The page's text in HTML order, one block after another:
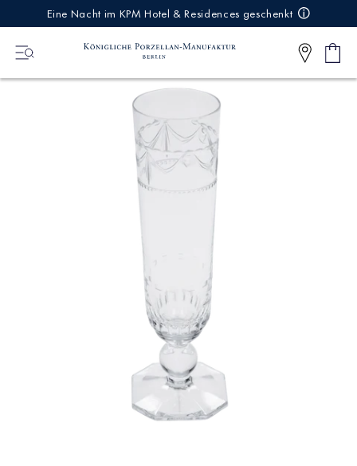
Eine Nacht im KPM Hotel & Residences geschenkt
0
Artikel